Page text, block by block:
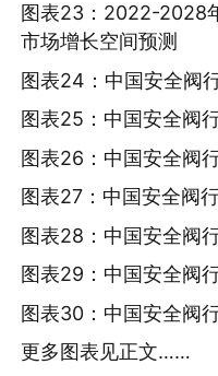
图表23：2022-2028
市场增长空间预测
图表24：中国安全阀
图表25：中国安全阀
图表26：中国安全阀
图表27：中国安全阀
图表28：中国安全阀
图表29：中国安全阀
图表30：中国安全阀
更多图表见正文……